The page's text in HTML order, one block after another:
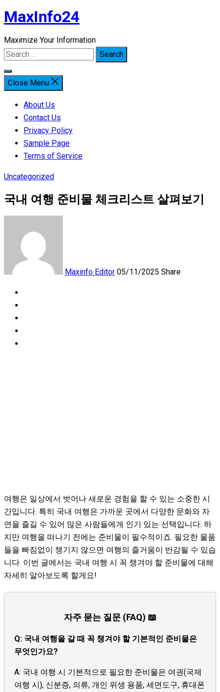
Skip
content
MaxInfo24
Maximize Your Information
Search
Close Menu
About Us
Contact Us
Privacy Policy
Sample Page
Terms of Service
Uncategorized
국내 여행 준비물 체크리스트 살펴보기
Maxinfo Editor 05/11/2025 Share
여행은 일상에서 벗어나 새로운 경험을 할 수 있는 소중한 시
간입니다. 특히 국내 여행은 가까운 곳에서 다양한 문화와 자
연을 즐길 수 있어 많은 사람들에게 인기 있는 선택입니다. 하
지만 여행을 떠나기 전에는 준비물이 필수적이죠. 필요한 물품
들을 빠짐없이 챙기지 않으면 여행의 즐거움이 반감될 수 있습
니다. 이번 글에서는 국내 여행 시 꼭 챙겨야 할 준비물에 대해
자세히 알아보도록 할게요!
자주 묻는 질문 (FAQ) 📖
Q: 국내 여행을 갈 때 꼭 챙겨야 할 기본적인 준비물은
무엇인가요?
A: 국내 여행 시 기본적으로 필요한 준비물은 여권(국제
여행 시), 신분증, 의류, 개인 위생 용품, 세면도구, 휴대폰